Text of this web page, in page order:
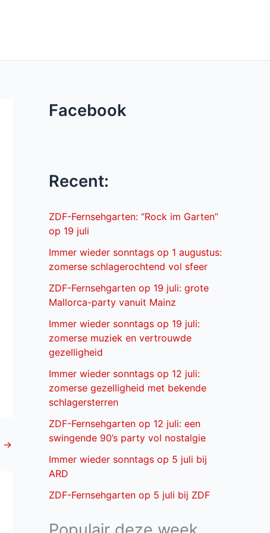
→
Facebook
Recent:
ZDF-Fernsehgarten: “Rock im Garten”
op 19 juli
Immer wieder sonntags op 1 augustus:
zomerse schlagerochtend vol sfeer
ZDF-Fernsehgarten op 19 juli: grote
Mallorca-party vanuit Mainz
Immer wieder sonntags op 19 juli:
zomerse muziek en vertrouwde
gezelligheid
Immer wieder sonntags op 12 juli:
zomerse gezelligheid met bekende
schlagersterren
ZDF-Fernsehgarten op 12 juli: een
swingende 90’s party vol nostalgie
Immer wieder sonntags op 5 juli bij
ARD
ZDF-Fernsehgarten op 5 juli bij ZDF